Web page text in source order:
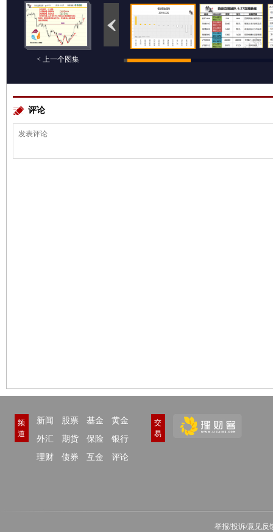
< 上一个图集
评论
频
道
新闻 股票 基金
黄金
外汇
期货 保险
银行
理财
债券 互金 评论
交
易
举报/投诉/意见反